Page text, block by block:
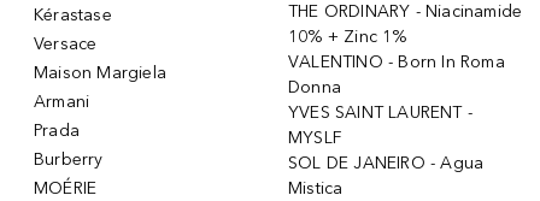
Kérastase
Versace
Maison Margiela
Armani
Prada
Burberry
MOÉRIE
THE ORDINARY - Niacinamide
10% + Zinc 1%
VALENTINO - Born In Roma
Donna
YVES SAINT LAURENT -
MYSLF
SOL DE JANEIRO - Agua
Mistica